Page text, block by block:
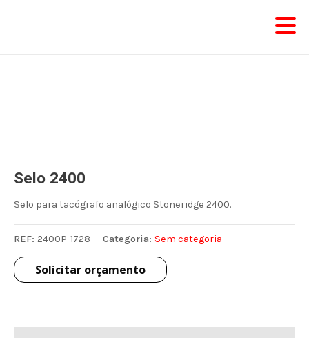
Selo 2400
Selo para tacógrafo analógico Stoneridge 2400.
REF: 2400P-1728 Categoria: Sem categoria
Solicitar orçamento